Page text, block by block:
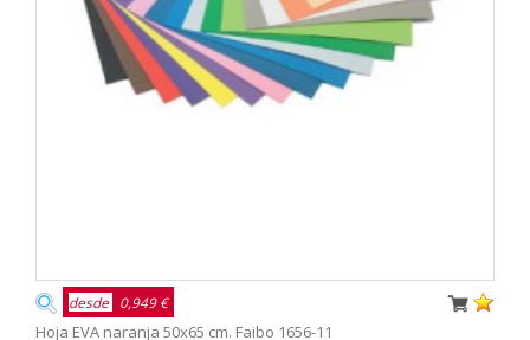
desde 0,949 €
Hoja EVA naranja 50x65 cm. Faibo 1656-11